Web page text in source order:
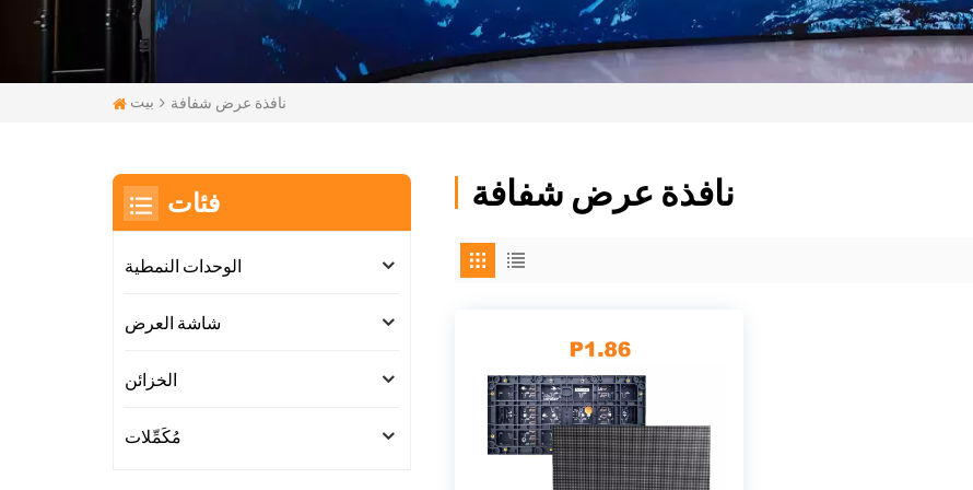
بيت نافذة عرض شفافة
نافذة عرض شفافة فئات
الوحدات النمطية
شاشة العرض
الخزائن
مُكَمِّلات